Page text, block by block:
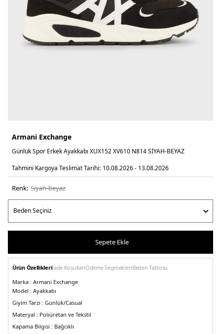
Armani Exchange
Günlük Spor Erkek Ayakkabı XUX152 XV610 N814 SİYAH-BEYAZ
Tahmini Kargoya Teslimat Tarihi: 10.08.2026 - 13.08.2026
Renk: si̇yah-beyaz
Sepete Ekle
Ürün Özellikleriİade KoşullarıÖdeme SeçenekleriBeden Tablosu
Marka : Armani Exchange
Model : Ayakkabı
Giyim Tarzı : Günlük/Casual
Materyal : Poliüretan ve Tekstil
Kapama Bilgisi : Bağcıklı